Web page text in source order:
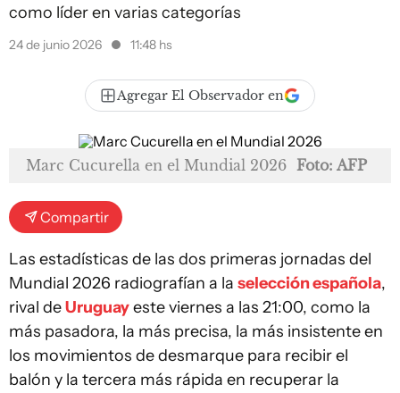
como líder en varias categorías
24 de junio 2026 11:48 hs
Agregar El Observador en
Marc Cucurella en el Mundial 2026 Foto: AFP
Compartir
Las estadísticas de las dos primeras jornadas del
Mundial 2026 radiografían a la selección española,
rival deUruguayeste viernes a las 21:00, como la
más pasadora, la más precisa, la más insistente en
los movimientos de desmarque para recibir el
balón y la tercera más rápida en recuperar la